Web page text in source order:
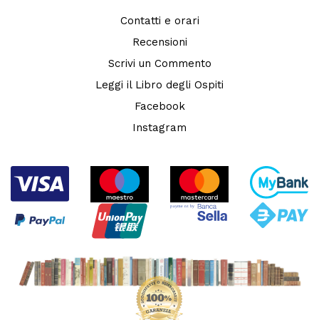
Contatti e orari
Recensioni
Scrivi un Commento
Leggi il Libro degli Ospiti
Facebook
Instagram